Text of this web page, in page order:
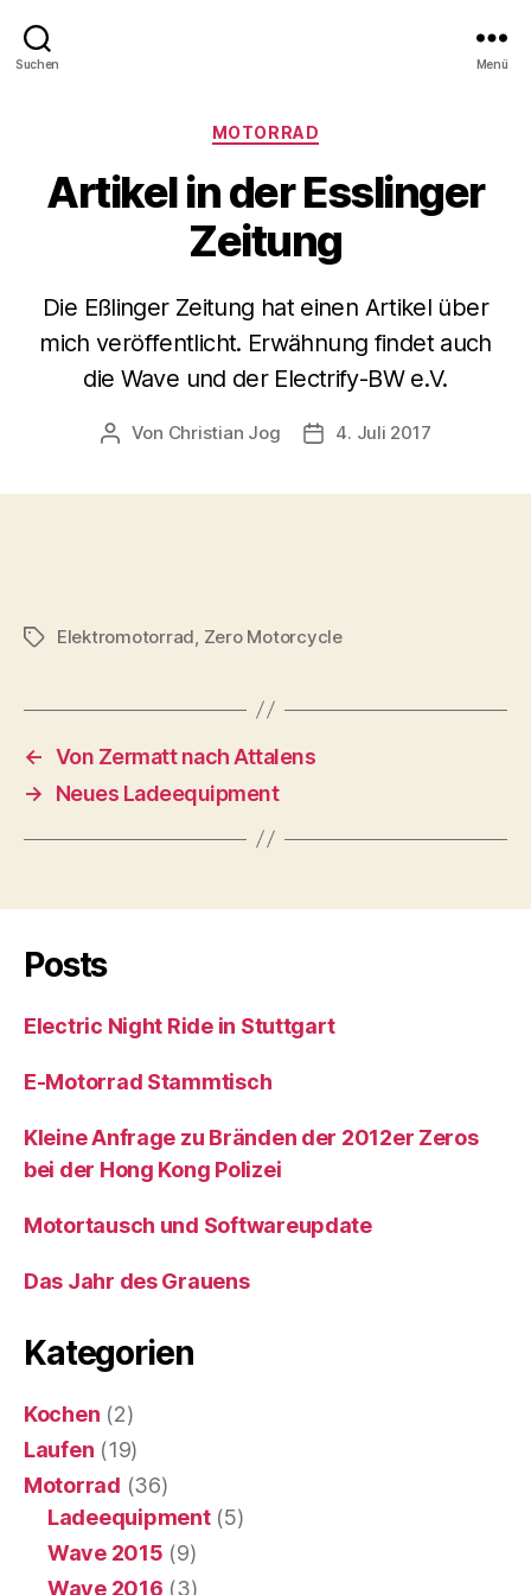
Suchen Menü
Kategorien
MOTORRAD
Artikel in der Esslinger
Zeitung
Die Eßlinger Zeitung hat einen Artikel über
mich veröffentlicht. Erwähnung findet auch
die Wave und der Electrify-BW e.V.
Beitragsautor
Von Christian Jog Veröffentlichungsdatum
4. Juli 2017
Schlagwörter
Elektromotorrad Zero Motorcycle
← Von Zermatt nach Attalens
→
Neues Ladeequipment
Posts
Electric Night Ride in Stuttgart
E-Motorrad Stammtisch
Kleine Anfrage zu Bränden der 2012er Zeros
bei der Hong Kong Polizei
Motortausch und Softwareupdate
Das Jahr des Grauens
Kategorien
Kochen (2)
Laufen (19)
Motorrad (36)
Ladeequipment(5)
Wave 2015 (9)
Wave 2016 (3)